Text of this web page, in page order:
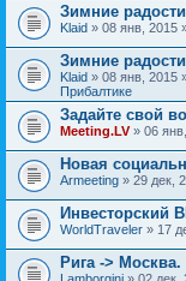
Зимние
Klaid » 08 янв, 2015
Зимние
Klaid » 08 янв, 2015
Прибалтике
Задайте свой
Meeting.LV» 06
Новая
Armeeting » 29 дек,
Инвесторский
WorldTraveler » 17
Рига ->